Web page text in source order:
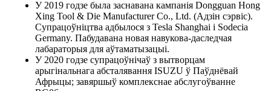
У 2019 годзе была заснавана кампанія Dongguan Hong
Xing Tool & Die Manufacturer Co., Ltd. (Адзін сэрвіс).
Супрацоўніцтва адбылося з Tesla Shanghai і Sodecia
Germany. Пабудавана новая навукова-даследчая
лабараторыя для аўтаматызацыі.
У 2020 годзе супрацоўнічаў з вытворцам
арыгінальнага абсталявання ISUZU ў Паўднёвай
Афрыцы; завяршыў комплекснае абслугоўванне